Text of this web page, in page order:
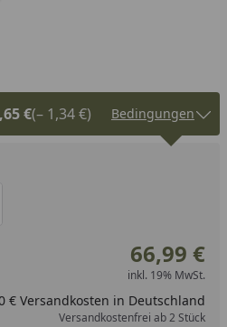
€(– 1,34 €) Bedingungen
verringern
manuell eingeben
um eins erhöhen
66,99 €
inkl. 19% MwSt.
€ Versandkosten in Deutschland
Versandkostenfrei ab 2 Stück